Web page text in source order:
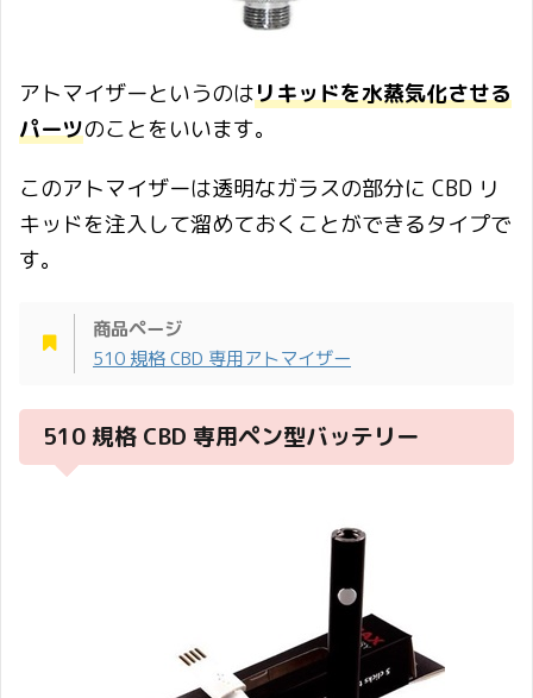
アトマイザーというのはリキッドを水蒸気化させる
パーツのことをいいます。
このアトマイザーは透明なガラスの部分に CBD リ
キッドを注入して溜めておくことができるタイプで
す。
商品ページ
510 規格 CBD 専用アトマイザー
510 規格 CBD 専用ペン型バッテリー